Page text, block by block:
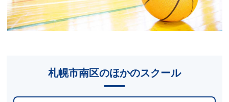
札幌市南区のほかのスクール